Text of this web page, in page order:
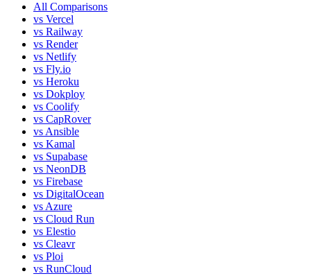
All Comparisons
vs Vercel
vs Railway
vs Render
vs Netlify
vs Fly.io
vs Heroku
vs Dokploy
vs Coolify
vs CapRover
vs Ansible
vs Kamal
vs Supabase
vs NeonDB
vs Firebase
vs DigitalOcean
vs Azure
vs Cloud Run
vs Elestio
vs Cleavr
vs Ploi
vs RunCloud